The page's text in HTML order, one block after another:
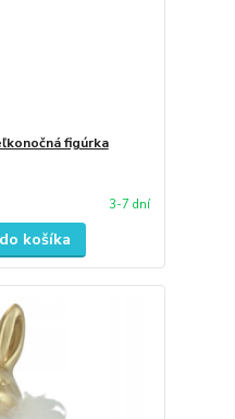
figúrka
3-7 dní
košíka